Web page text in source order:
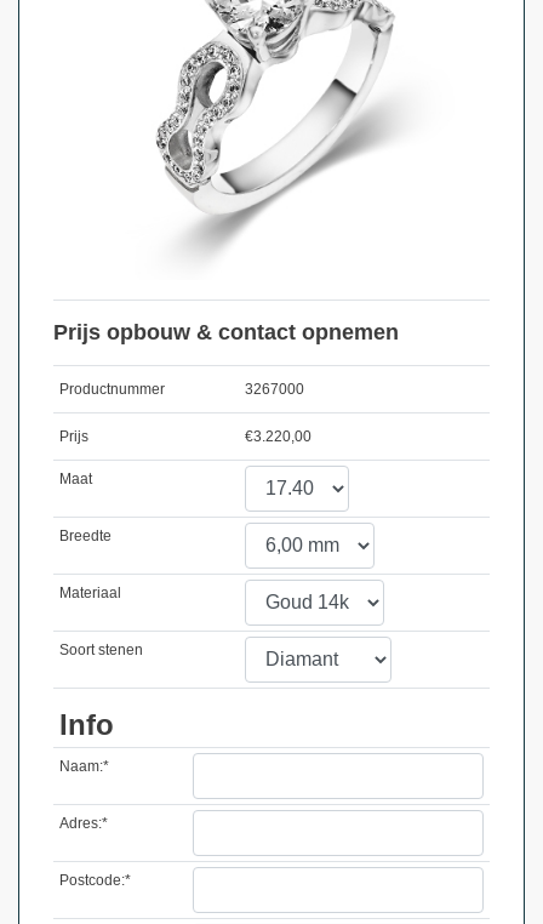
Prijs opbouw & contact opnemen
Productnummer 3267000
Prijs €3.220,00
Maat
Breedte
Materiaal
Soort stenen
Info
Naam:*
Adres:*
Postcode:*